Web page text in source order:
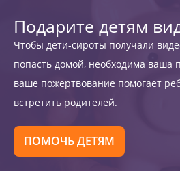
Подарите детям
Чтобы дети-сироты получали
попасть домой, необходима ваша
ваше пожертвование помогает
встретить родителей.
ПОМОЧЬ ДЕТЯМ